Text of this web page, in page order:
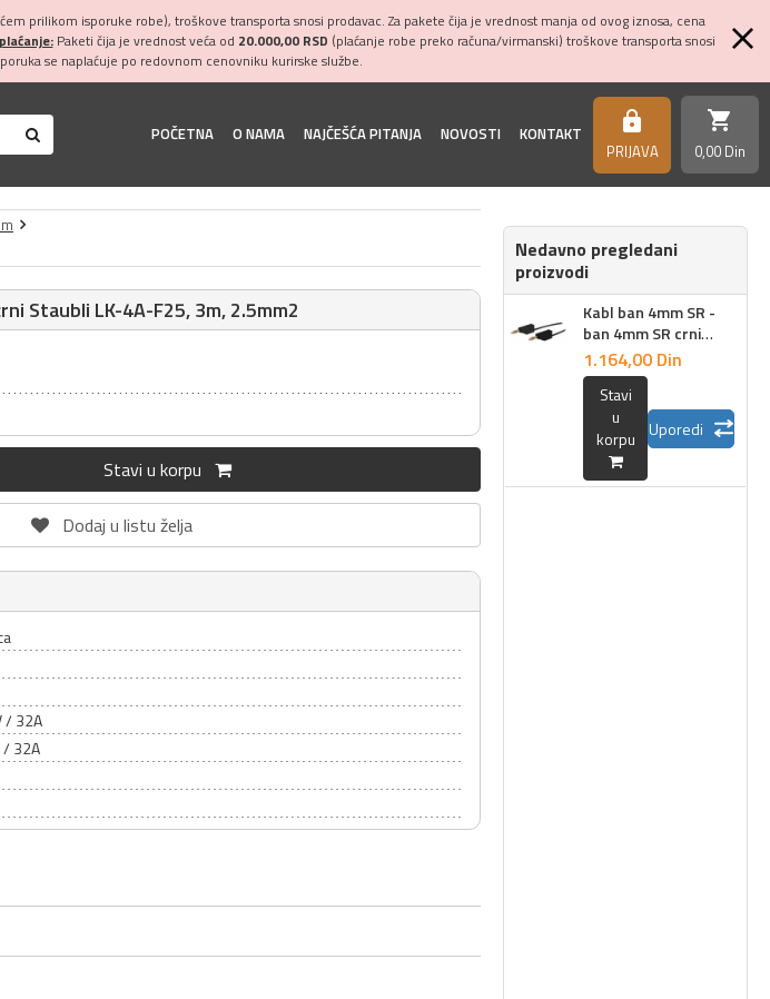
prilikom isporuke robe), troškove transporta snosi prodavac. Za pakete čija je vrednost manja od ovog iznosa, cena
Paketi čija je vrednost veća od 20.000,00 RSD (plaćanje robe preko računa/virmanski) troškove transporta snosi
se naplaćuje po redovnom cenovniku kurirske službe.
POČETNA O NAMA NAJČEŠĆA PITANJA NOVOSTI KONTAKT https
PRIJAVA
shopping_cart
0,00 Din
Staubli LK-4A-F25, 3m, 2.5mm2
Stavi u korpu
Dodaj u listu želja
/ 32A
/ 32A
Nedavno pregledani
proizvodi
Kabl ban 4mm SR -
ban 4mm SR crni
Staubli LK-4A-F25,
3m, 2.5mm2
1.164,00 Din
Stavi
u
korpu
Uporedi